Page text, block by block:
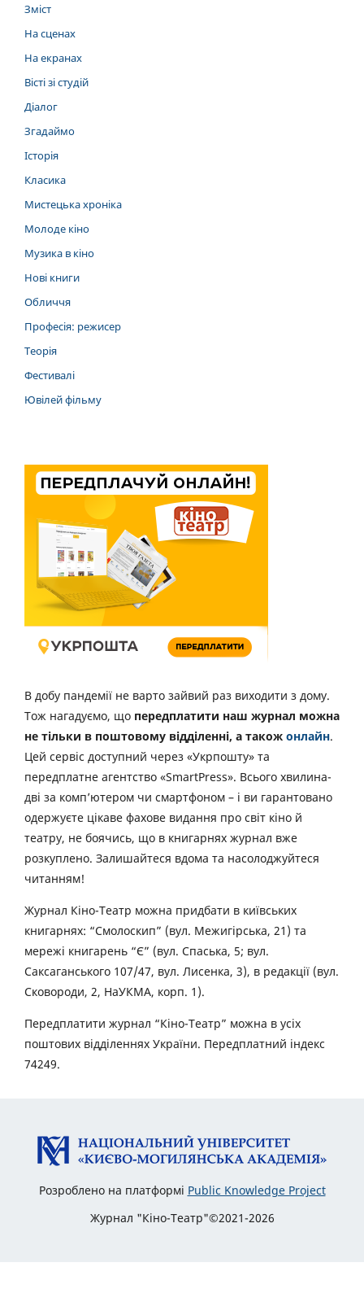
Зміст
На сценах
На екранах
Вісті зі студій
Діалог
Згадаймо
Історія
Класика
Мистецька хроніка
Молоде кіно
Музика в кіно
Нові книги
Обличчя
Професія: режисер
Теорія
Фестивалі
Ювілей фільму
В добу пандемії не варто зайвий раз виходити з дому.
Тож нагадуємо, що передплатити наш журнал можна
не тільки в поштовому відділенні, а також онлайн.
Цей сервіс доступний через «Укрпошту» та
передплатне агентство «SmartPress». Всього хвилина-
дві за комп’ютером чи смартфоном – і ви гарантовано
одержуєте цікаве фахове видання про світ кіно й
театру, не боячись, що в книгарнях журнал вже
розкуплено. Залишайтеся вдома та насолоджуйтеся
читанням!
Журнал Кіно-Театр можна придбати в київських
книгарнях: “Смолоскип” (вул. Межигірська, 21) та
мережі книгарень “Є” (вул. Спаська, 5; вул.
Саксаганського 107/47, вул. Лисенка, 3), в редакції (вул.
Сковороди, 2, НаУКМА, корп. 1).
Передплатити журнал “Кіно-Театр” можна в усіх
поштових відділеннях України. Передплатний індекс
74249.
Розроблено на платформі Public Knowledge Project
Журнал "Кіно-Театр"©2021-2026